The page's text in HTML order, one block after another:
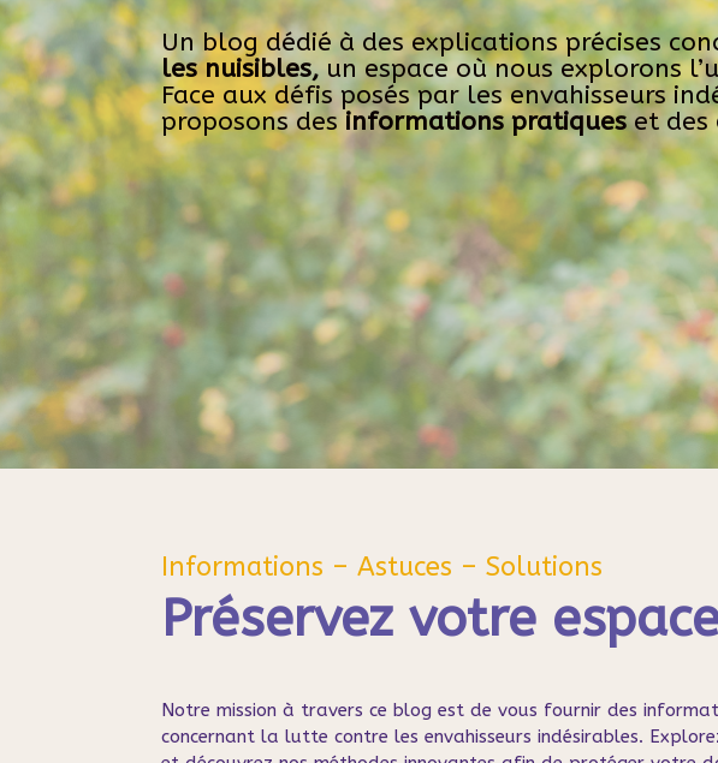
Un blog dédié à des explications précises
les nuisibles, un espace où nous explorons
Face aux défis posés par les envahisseurs
proposons des informations pratiqueset des
Informations – Astuces – Solutions
Préservez votre
Notre mission à travers ce blog est de vous fournir des
concernant la lutte contre les envahisseurs indésirables.